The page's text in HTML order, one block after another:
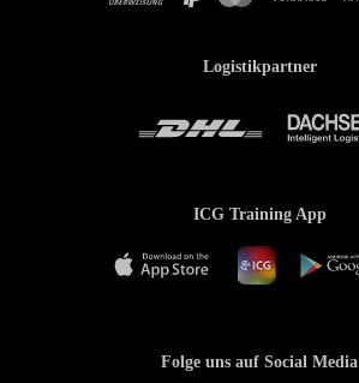
Logistikpartner
ICG Training App
Folge uns auf Social Media